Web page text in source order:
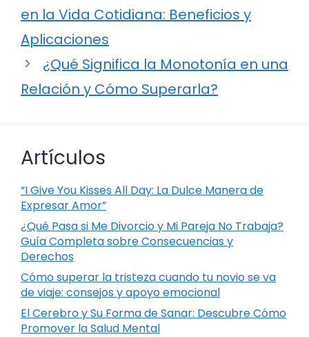
en la Vida Cotidiana: Beneficios y
Aplicaciones
¿Qué Significa la Monotonía en una
Relación y Cómo Superarla?
Artículos
“I Give You Kisses All Day: La Dulce Manera de
Expresar Amor”
¿Qué Pasa si Me Divorcio y Mi Pareja No Trabaja?
Guía Completa sobre Consecuencias y
Derechos
Cómo superar la tristeza cuando tu novio se va
de viaje: consejos y apoyo emocional
El Cerebro y Su Forma de Sanar: Descubre Cómo
Promover la Salud Mental